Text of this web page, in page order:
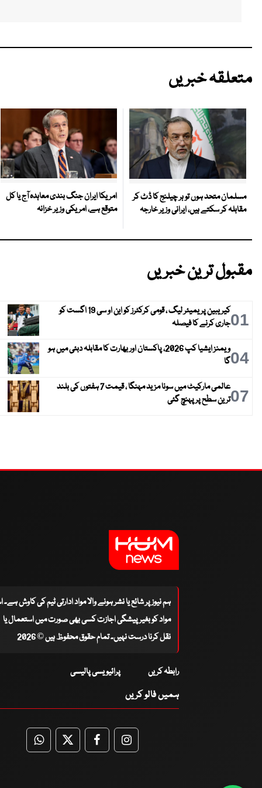
متعلقہ خبریں
مسلمان متحد ہوں تو ہر چیلنج کا ڈٹ کر
مقابلہ کر سکتے ہیں، ایرانی وزیر خارجہ
امریکا ایران جنگ بندی معاہدہ آج یا کل
متوقع ہے، امریکی وزیر خزانہ
مقبول ترین خبریں
01
کیریبین پریمیئر لیگ ، قومی کرکٹرز کو این او سی 19 اگست کو
جاری کرنے کا فیصلہ
04
ویمنز ایشیا کپ 2026، پاکستان اور بھارت کا مقابلہ دبئی میں ہو
گا
07
عالمی مارکیٹ میں سونا مزید مہنگا ، قیمت 7 ہفتوں کی بلند
ترین سطح پر پہنچ گئی
ہم نیوز پر شائع یا نشر ہونے والا مواد ادارتی ٹیم کی کاوش
مواد کو بغیر پیشگی اجازت کسی بھی صورت میں استعمال یا
نقل کرنا درست نہیں۔ تمام حقوق محفوظ ہیں © 2026
رابطہ کریں پرائیویسی پالیسی
ہمیں فالو کریں
WhatsApp
TwitterFacebookFacebook